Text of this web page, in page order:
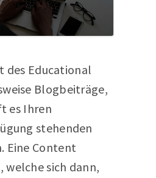
des Educational
Blogbeiträge,
es Ihren
stehenden
Eine Content
sich dann,